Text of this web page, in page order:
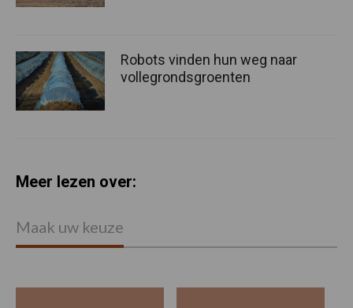
Robots vinden hun weg naar
vollegrondsgroenten
Meer lezen over:
Maak uw keuze